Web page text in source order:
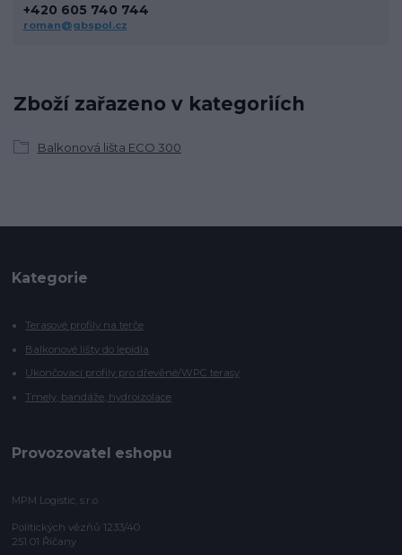
Zboží zařazeno v kategoriích
Balkonová lišta ECO 300
+420 605 740 744
roman@gbspol.cz
Kategorie
Terasové profily na terče
Balkonové lišty do lepidla
Ukončovací profily pro dřevěné/WPC terasy
Tmely, bandáže, hydroizolace
Provozovatel eshopu
MPM Logistic, s.r.o
Politických vězňů 1233/40
251 01 Říčany